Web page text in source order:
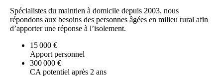
Spécialistes du maintien à domicile depuis 2003, nous
répondons aux besoins des personnes âgées en milieu rural afin
d’apporter une réponse à l’isolement.
15 000 €
Apport personnel
300 000 €
CA potentiel après 2 ans